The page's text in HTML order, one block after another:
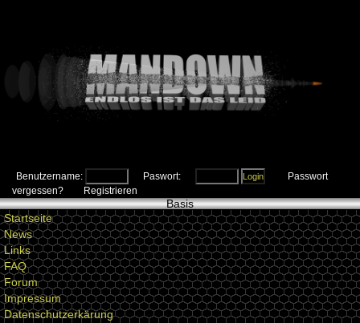
Benutzername: Paswort:
Passwort
vergessen?
Registrieren
Basis
Startseite
News
Links
FAQ
Forum
Impressum
Datenschutzerkärung